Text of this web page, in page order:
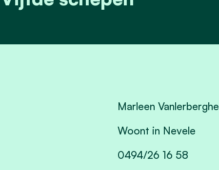
Marleen Vanlerberghe
Woont in Nevele
0494/26 16 58